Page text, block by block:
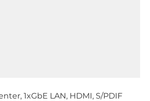
1xGbE LAN, HDMI, S/PDIF